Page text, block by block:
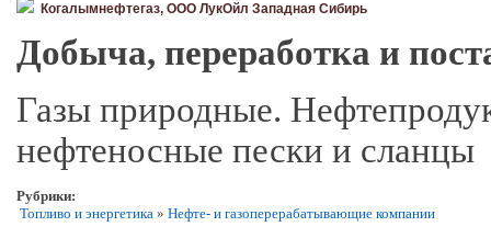
Когалымнефтегаз, ООО ЛукОйл Западная Сибирь
Добыча, переработка и
Газы природные.
нефтеносные пески и сланцы
Рубрики:
Топливо и энергетика » Нефте- и газоперерабатывающие компании